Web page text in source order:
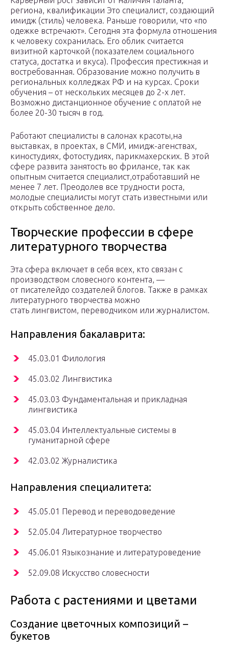
региона, квалификации Это специалист, создающий
имидж (стиль) человека. Раньше говорили, что «по
одежке встречают». Сегодня эта формула отношения
к человеку сохранилась. Его облик считается
визитной карточкой (показателем социального
статуса, достатка и вкуса). Профессия престижная и
востребованная. Образование можно получить в
региональных колледжах РФ и на курсах. Сроки
обучения – от нескольких месяцев до 2-х лет.
Возможно дистанционное обучение с оплатой не
более 20-30 тысяч в год.
Работают специалисты в салонах красоты,на
выставках, в проектах, в СМИ, имидж-агенствах,
киностудиях, фотостудиях, парикмахерских. В этой
сфере развита занятость во фрилансе, так как
опытным считается специалист,отработавший не
менее 7 лет. Преодолев все трудности роста,
молодые специалисты могут стать известными или
открыть собственное дело.
Творческие профессии в сфере
литературного творчества
Эта сфера включает в себя всех, кто связан с
производством словесного контента, —
от писателейдо создателей блогов. Также в рамках
литературного творчества можно
стать лингвистом, переводчиком или журналистом.
Направления бакалаврита:
45.03.01 Филология
45.03.02 Лингвистика
45.03.03 Фундаментальная и прикладная
лингвистика
45.03.04 Интеллектуальные системы в
гуманитарной сфере
42.03.02 Журналистика
Направления специалитета:
45.05.01 Перевод и переводоведение
52.05.04 Литературное творчество
45.06.01 Языкознание и литературоведение
52.09.08 Искусство словесности
Работа с растениями и цветами
Создание цветочных композиций –
букетов